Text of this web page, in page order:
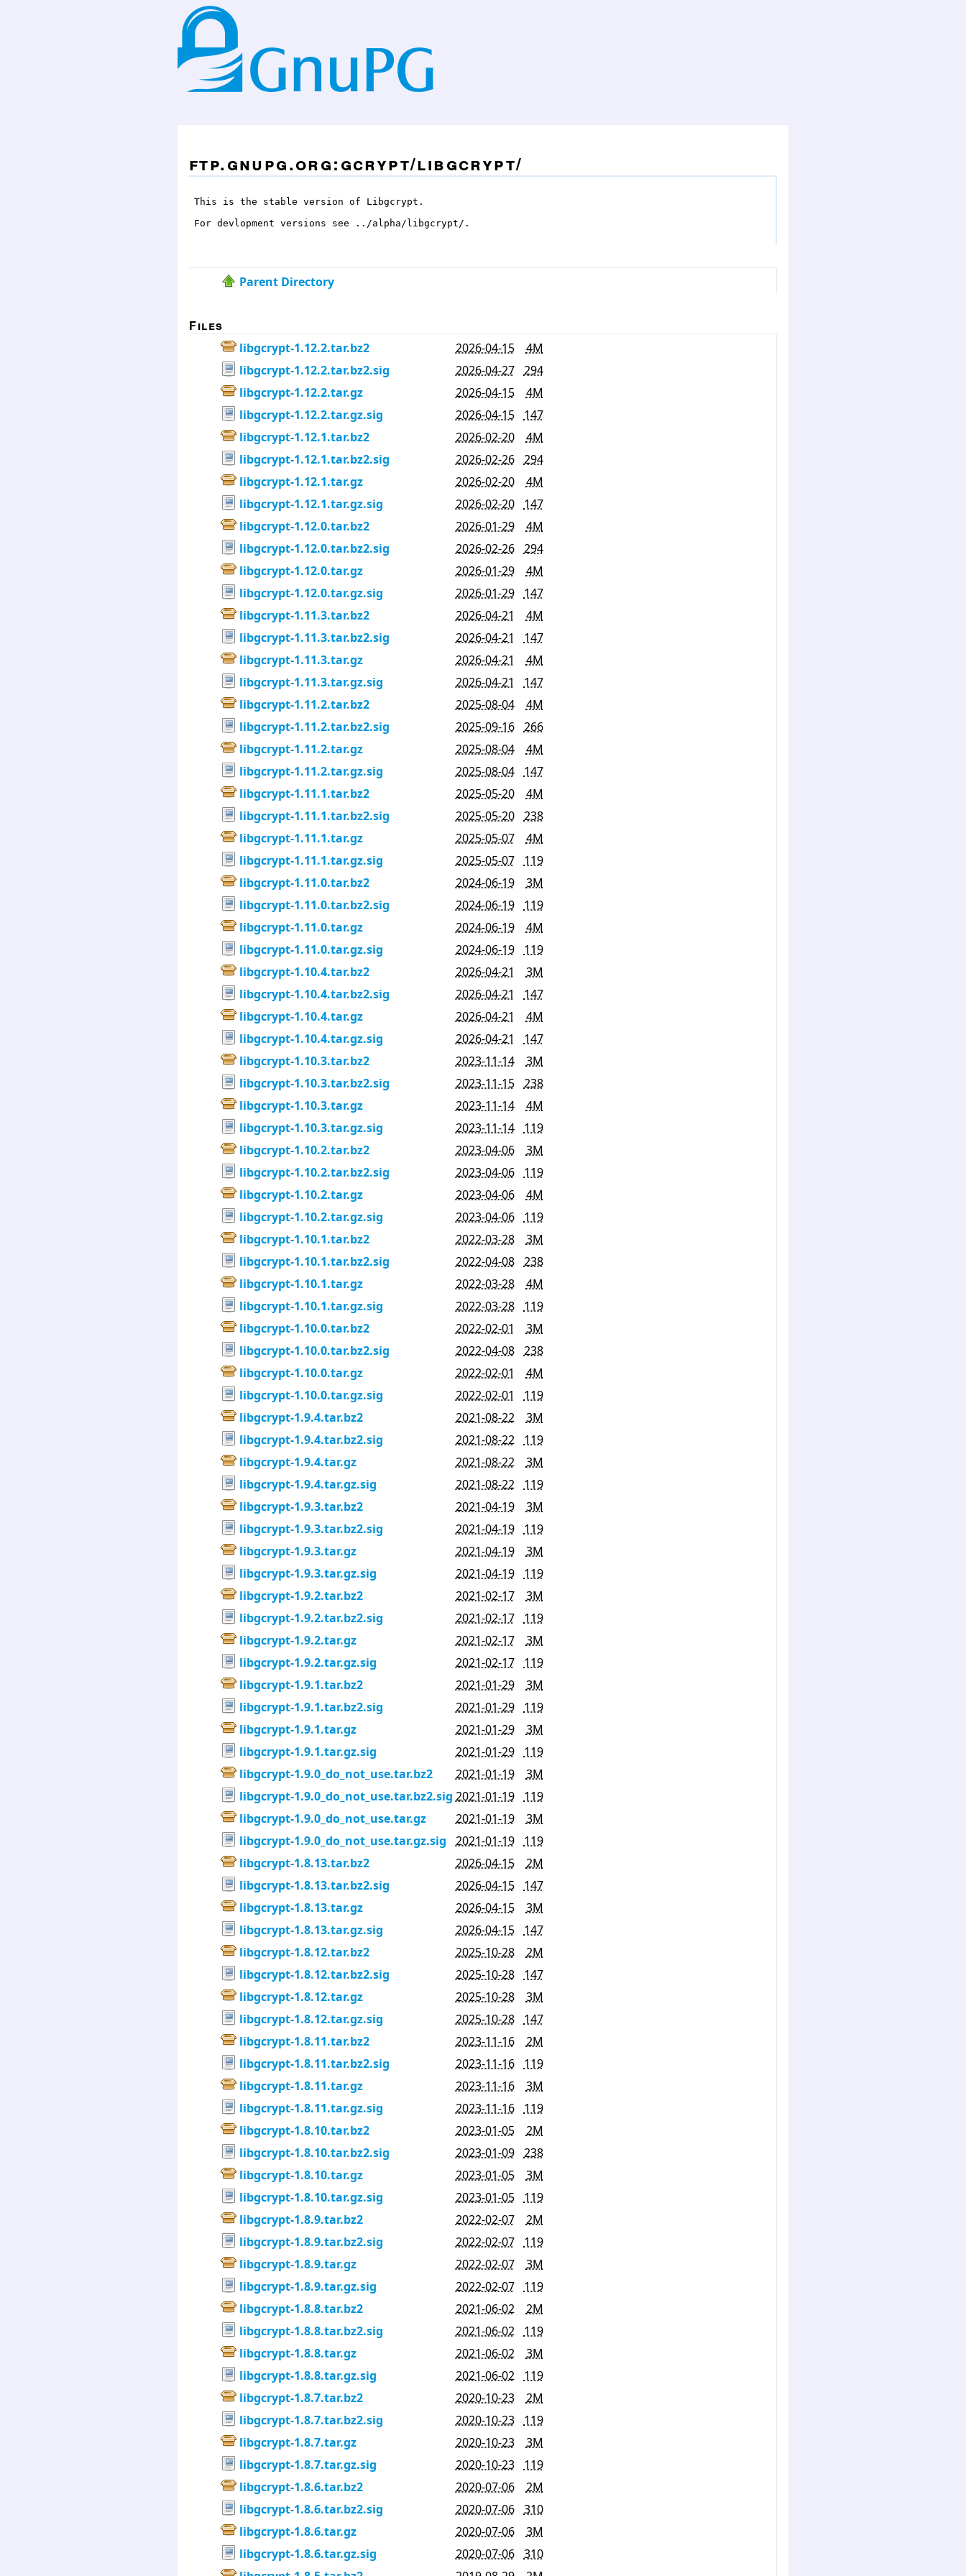
ftp.gnupg.org:gcrypt/libgcrypt/
This is the stable version of Libgcrypt.
For devlopment versions see ../alpha/libgcrypt/.
Parent Directory
Files
libgcrypt-1.12.2.tar.bz2 2026-04-15
4M
libgcrypt-1.12.2.tar.bz2.sig
2026-04-27
294
libgcrypt-1.12.2.tar.gz
2026-04-15
4M
libgcrypt-1.12.2.tar.gz.sig
2026-04-15
147
libgcrypt-1.12.1.tar.bz2
2026-02-20
4M
libgcrypt-1.12.1.tar.bz2.sig
2026-02-26
294
libgcrypt-1.12.1.tar.gz
2026-02-20
4M
libgcrypt-1.12.1.tar.gz.sig
2026-02-20
147
libgcrypt-1.12.0.tar.bz2
2026-01-29
4M
libgcrypt-1.12.0.tar.bz2.sig
2026-02-26
294
libgcrypt-1.12.0.tar.gz
2026-01-29
4M
libgcrypt-1.12.0.tar.gz.sig
2026-01-29
147
libgcrypt-1.11.3.tar.bz2
2026-04-21
4M
libgcrypt-1.11.3.tar.bz2.sig
2026-04-21
147
libgcrypt-1.11.3.tar.gz
2026-04-21
4M
libgcrypt-1.11.3.tar.gz.sig
2026-04-21
147
libgcrypt-1.11.2.tar.bz2
2025-08-04
4M
libgcrypt-1.11.2.tar.bz2.sig
2025-09-16
266
libgcrypt-1.11.2.tar.gz
2025-08-04
4M
libgcrypt-1.11.2.tar.gz.sig
2025-08-04
147
libgcrypt-1.11.1.tar.bz2
2025-05-20
4M
libgcrypt-1.11.1.tar.bz2.sig
2025-05-20
238
libgcrypt-1.11.1.tar.gz
2025-05-07
4M
libgcrypt-1.11.1.tar.gz.sig
2025-05-07
119
libgcrypt-1.11.0.tar.bz2
2024-06-19
3M
libgcrypt-1.11.0.tar.bz2.sig
2024-06-19
119
libgcrypt-1.11.0.tar.gz
2024-06-19
4M
libgcrypt-1.11.0.tar.gz.sig
2024-06-19
119
libgcrypt-1.10.4.tar.bz2
2026-04-21
3M
libgcrypt-1.10.4.tar.bz2.sig
2026-04-21
147
libgcrypt-1.10.4.tar.gz
2026-04-21
4M
libgcrypt-1.10.4.tar.gz.sig
2026-04-21
147
libgcrypt-1.10.3.tar.bz2
2023-11-14
3M
libgcrypt-1.10.3.tar.bz2.sig
2023-11-15
238
libgcrypt-1.10.3.tar.gz
2023-11-14
4M
libgcrypt-1.10.3.tar.gz.sig
2023-11-14
119
libgcrypt-1.10.2.tar.bz2
2023-04-06
3M
libgcrypt-1.10.2.tar.bz2.sig
2023-04-06
119
libgcrypt-1.10.2.tar.gz
2023-04-06
4M
libgcrypt-1.10.2.tar.gz.sig
2023-04-06
119
libgcrypt-1.10.1.tar.bz2
2022-03-28
3M
libgcrypt-1.10.1.tar.bz2.sig
2022-04-08
238
libgcrypt-1.10.1.tar.gz
2022-03-28
4M
libgcrypt-1.10.1.tar.gz.sig
2022-03-28
119
libgcrypt-1.10.0.tar.bz2
2022-02-01
3M
libgcrypt-1.10.0.tar.bz2.sig
2022-04-08
238
libgcrypt-1.10.0.tar.gz
2022-02-01
4M
libgcrypt-1.10.0.tar.gz.sig
2022-02-01
119
libgcrypt-1.9.4.tar.bz2
2021-08-22
3M
libgcrypt-1.9.4.tar.bz2.sig
2021-08-22
119
libgcrypt-1.9.4.tar.gz
2021-08-22
3M
libgcrypt-1.9.4.tar.gz.sig
2021-08-22
119
libgcrypt-1.9.3.tar.bz2
2021-04-19
3M
libgcrypt-1.9.3.tar.bz2.sig
2021-04-19
119
libgcrypt-1.9.3.tar.gz
2021-04-19
3M
libgcrypt-1.9.3.tar.gz.sig
2021-04-19
119
libgcrypt-1.9.2.tar.bz2
2021-02-17
3M
libgcrypt-1.9.2.tar.bz2.sig
2021-02-17
119
libgcrypt-1.9.2.tar.gz
2021-02-17
3M
libgcrypt-1.9.2.tar.gz.sig
2021-02-17
119
libgcrypt-1.9.1.tar.bz2
2021-01-29
3M
libgcrypt-1.9.1.tar.bz2.sig
2021-01-29
119
libgcrypt-1.9.1.tar.gz
2021-01-29
3M
libgcrypt-1.9.1.tar.gz.sig
2021-01-29
119
libgcrypt-1.9.0_do_not_use.tar.bz2
2021-01-19
3M
libgcrypt-1.9.0_do_not_use.tar.bz2.sig 2021-01-19
119
libgcrypt-1.9.0_do_not_use.tar.gz
2021-01-19
3M
libgcrypt-1.9.0_do_not_use.tar.gz.sig
2021-01-19
119
libgcrypt-1.8.13.tar.bz2
2026-04-15
2M
libgcrypt-1.8.13.tar.bz2.sig
2026-04-15
147
libgcrypt-1.8.13.tar.gz
2026-04-15
3M
libgcrypt-1.8.13.tar.gz.sig
2026-04-15
147
libgcrypt-1.8.12.tar.bz2
2025-10-28
2M
libgcrypt-1.8.12.tar.bz2.sig
2025-10-28
147
libgcrypt-1.8.12.tar.gz
2025-10-28
3M
libgcrypt-1.8.12.tar.gz.sig
2025-10-28
147
libgcrypt-1.8.11.tar.bz2
2023-11-16
2M
libgcrypt-1.8.11.tar.bz2.sig
2023-11-16
119
libgcrypt-1.8.11.tar.gz
2023-11-16
3M
libgcrypt-1.8.11.tar.gz.sig
2023-11-16
119
libgcrypt-1.8.10.tar.bz2
2023-01-05
2M
libgcrypt-1.8.10.tar.bz2.sig
2023-01-09
238
libgcrypt-1.8.10.tar.gz
2023-01-05
3M
libgcrypt-1.8.10.tar.gz.sig
2023-01-05
119
libgcrypt-1.8.9.tar.bz2
2022-02-07
2M
libgcrypt-1.8.9.tar.bz2.sig
2022-02-07
119
libgcrypt-1.8.9.tar.gz
2022-02-07
3M
libgcrypt-1.8.9.tar.gz.sig
2022-02-07
119
libgcrypt-1.8.8.tar.bz2
2021-06-02
2M
libgcrypt-1.8.8.tar.bz2.sig
2021-06-02
119
libgcrypt-1.8.8.tar.gz
2021-06-02
3M
libgcrypt-1.8.8.tar.gz.sig
2021-06-02
119
libgcrypt-1.8.7.tar.bz2
2020-10-23
2M
libgcrypt-1.8.7.tar.bz2.sig
2020-10-23
119
libgcrypt-1.8.7.tar.gz
2020-10-23
3M
libgcrypt-1.8.7.tar.gz.sig
2020-10-23
119
libgcrypt-1.8.6.tar.bz2
2020-07-06
2M
libgcrypt-1.8.6.tar.bz2.sig
2020-07-06
310
libgcrypt-1.8.6.tar.gz
2020-07-06
3M
libgcrypt-1.8.6.tar.gz.sig
2020-07-06
310